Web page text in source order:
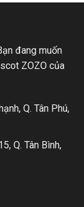
đang muốn
ZOZO của
Q. Tân Phú,
Q. Tân Bình,